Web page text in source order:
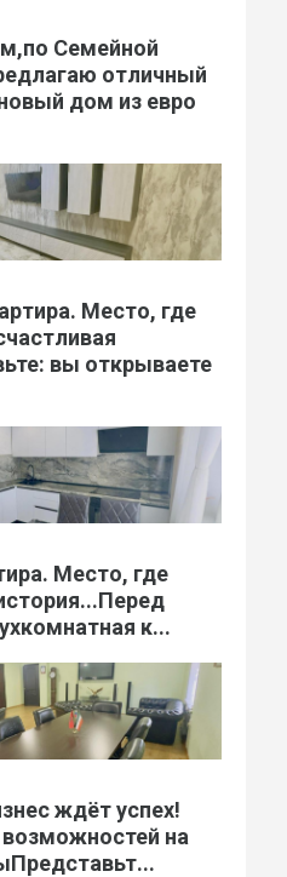
Семейной
отличный
дом из евро
Место, где
вы открываете
Место, где
к...
ждёт успех!
возможностей на